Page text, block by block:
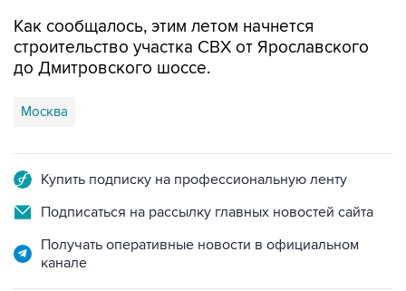
Как сообщалось, этим летом начнется
строительство участка СВХ от Ярославского
до Дмитровского шоссе.
Москва
Купить подписку на профессиональную ленту
Подписаться на рассылку главных новостей сайта
Получать оперативные новости в официальном
канале